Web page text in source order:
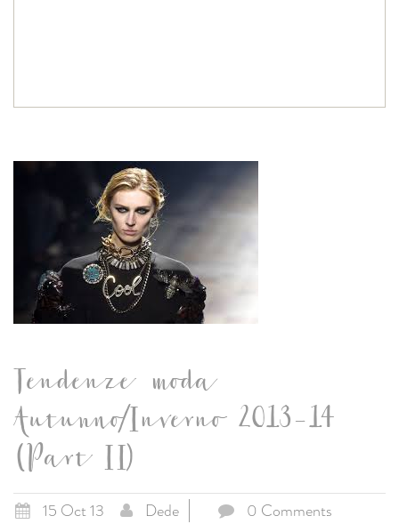
Tendenze moda
Autunno/Inverno 2013-14
(Part II)
15 Oct 13 Dede
0 Comments